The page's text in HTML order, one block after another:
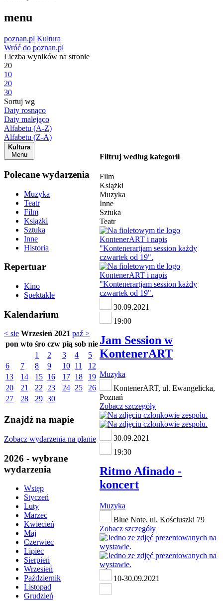
menu
poznan.pl Kultura
Wróć do poznan.pl
Liczba wyników na stronie
20
10
20
30
Sortuj wg
Daty rosnąco
Daty malejąco
Alfabetu (A-Z)
Alfabetu (Z-A)
Kultura
Menu
Polecane wydarzenia
Muzyka
Teatr
Film
Książki
Sztuka
Inne
Historia
Repertuar
Kino
Spektakle
Kalendarium
< sie Wrzesień 2021 paź >
pon wto śro czw pią sob nie
1
2 3 4
5
6
7 8 9 10 11
12
13
14 15 16 17 18
19
20
21 22 23 24 25
26
27
28 29 30
Znajdź na mapie
Zobacz wydarzenia na planie
2026 - wybrane
wydarzenia
Wstęp
Styczeń
Luty
Marzec
Kwiecień
Maj
Czerwiec
Lipiec
Sierpień
Wrzesień
Październik
Listopad
Grudzień
Filtruj według kategorii
Film
Książki
Muzyka
Inne
Sztuka
Teatr
30.09.2021
19:00
Jam Session w
KontenerART
Muzyka
KontenerART, ul. Ewangelicka,
Poznań
Zobacz szczegóły
30.09.2021
19:30
Ritmo Afinado -
koncert
Muzyka
Blue Note, ul. Kościuszki 79
Zobacz szczegóły
10-30.09.2021